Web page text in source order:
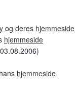
og deres hjemmeside
hjemmeside
hjemmeside